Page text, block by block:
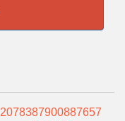
2078387900887657